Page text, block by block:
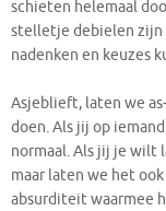
schieten helemaal
stelletje debielen zijn
nadenken en keuzes
Asjeblieft, laten we
doen. Als jij op
normaal. Als jij je wilt
maar laten we het
absurditeit waarmee